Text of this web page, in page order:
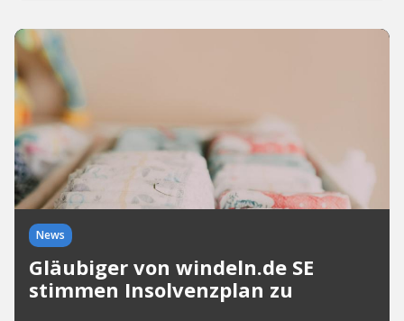
News
Gläubiger von windeln.de SE
stimmen Insolvenzplan zu